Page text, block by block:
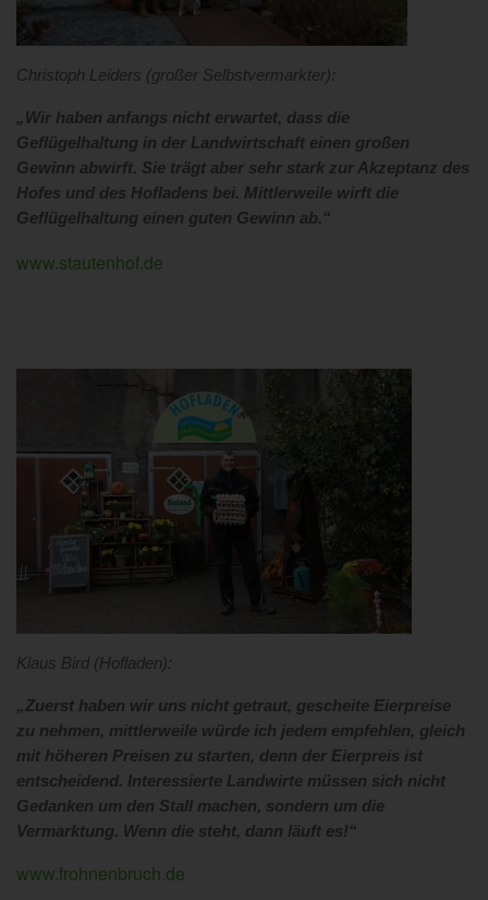
Christoph Leiders (großer Selbstvermarkter):
„Wir haben anfangs nicht erwartet, dass die
Geflügelhaltung in der Landwirtschaft einen großen
Gewinn abwirft. Sie trägt aber sehr stark zur Akzeptanz des
Hofes und des Hofladens bei. Mittlerweile wirft die
Geflügelhaltung einen guten Gewinn ab.“
www.stautenhof.de
Klaus Bird (Hofladen):
„Zuerst haben wir uns nicht getraut, gescheite Eierpreise
zu nehmen, mittlerweile würde ich jedem empfehlen, gleich
mit höheren Preisen zu starten, denn der Eierpreis ist
entscheidend. Interessierte Landwirte müssen sich nicht
Gedanken um den Stall machen, sondern um die
Vermarktung. Wenn die steht, dann läuft es!“
www.frohnenbruch.de